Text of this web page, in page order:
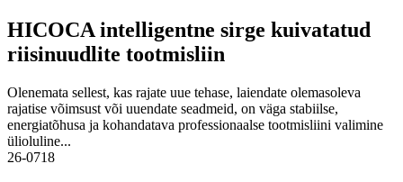
HICOCA intelligentne sirge kuivatatud
riisinuudlite tootmisliin
Olenemata sellest, kas rajate uue tehase, laiendate olemasoleva
rajatise võimsust või uuendate seadmeid, on väga stabiilse,
energiatõhusa ja kohandatava professionaalse tootmisliini valimine
ülioluline...
26-0718